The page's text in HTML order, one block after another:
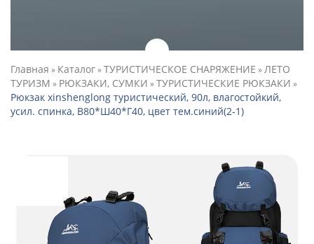
Главная » Каталог»ТУРИСТИЧЕСКОЕ СНАРЯЖЕНИЕ »ЛЕТО
ТУРИЗМ » РЮКЗАКИ, СУМКИ »ТУРИСТИЧЕСКИЕ РЮКЗАКИ »
Рюкзак xinshenglong туристический, 90л, влагостойкий,
усил. спинка, В80*Ш40*Г40, цвет тем.синий(2-1)